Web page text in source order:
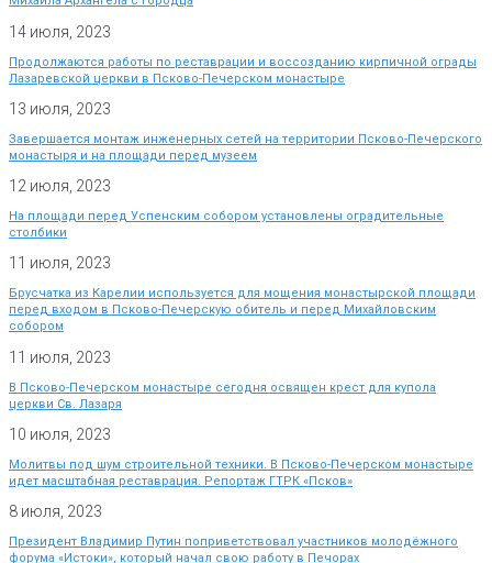
14 июля, 2023
Продолжаются работы по реставрации и воссозданию кирпичной ограды
Лазаревской церкви в Псково-Печерском монастыре
13 июля, 2023
Завершается монтаж инженерных сетей на территории Псково-Печерского
монастыря и на площади перед музеем
12 июля, 2023
На площади перед Успенским собором установлены оградительные
столбики
11 июля, 2023
Брусчатка из Карелии используется для мощения монастырской площади
перед входом в Псково-Печерскую обитель и перед Михайловским
собором
11 июля, 2023
В Псково-Печерском монастыре сегодня освящен крест для купола
церкви Св. Лазаря
10 июля, 2023
Молитвы под шум строительной техники. В Псково-Печерском монастыре
идет масштабная реставрация. Репортаж ГТРК «Псков»
8 июля, 2023
Президент Владимир Путин поприветствовал участников молодёжного
форума «Истоки», который начал свою работу в Печорах